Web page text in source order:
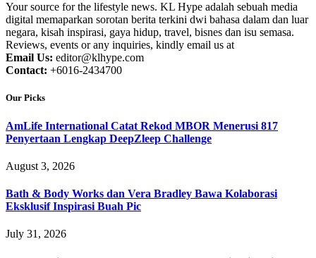
Your source for the lifestyle news. KL Hype adalah sebuah media
digital memaparkan sorotan berita terkini dwi bahasa dalam dan luar
negara, kisah inspirasi, gaya hidup, travel, bisnes dan isu semasa.
Reviews, events or any inquiries, kindly email us at
Email Us: editor@klhype.com
Contact: +6016-2434700
Our Picks
AmLife International Catat Rekod MBOR Menerusi 817
Penyertaan Lengkap DeepZleep Challenge
August 3, 2026
Bath & Body Works dan Vera Bradley Bawa Kolaborasi
Eksklusif Inspirasi Buah Pic
July 31, 2026